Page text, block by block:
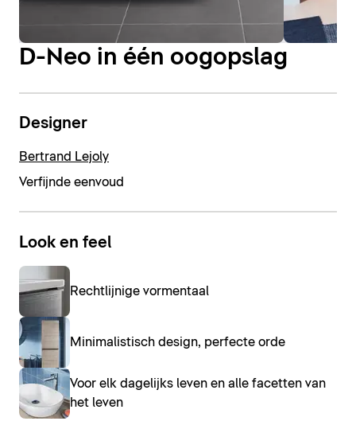
D-Neo in één oogopslag
Designer
Bertrand Lejoly
Verfijnde eenvoud
Look en feel
Rechtlijnige vormentaal
Minimalistisch design, perfecte orde
Voor elk dagelijks leven en alle facetten van
het leven